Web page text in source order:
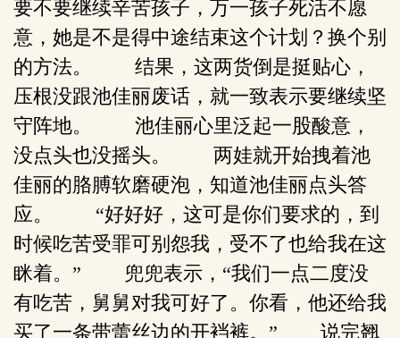
要不要继续辛苦孩子，万一孩子死活不愿
意，她是不是得中途结束这个计划？换个别
的方法。 结果，这两货倒是挺贴心，
压根没跟池佳丽废话，就一致表示要继续坚
守阵地。 池佳丽心里泛起一股酸意，
没点头也没摇头。 两娃就开始拽着池
佳丽的胳膊软磨硬泡，知道池佳丽点头答
应。 “好好好，这可是你们要求的，到
时候吃苦受罪可别怨我，受不了也给我在这
眯着。” 兜兜表示，“我们一点二度没
有吃苦，舅舅对我可好了。你看，他还给我
买了一条带蕾丝边的开裆裤。” 说完翘